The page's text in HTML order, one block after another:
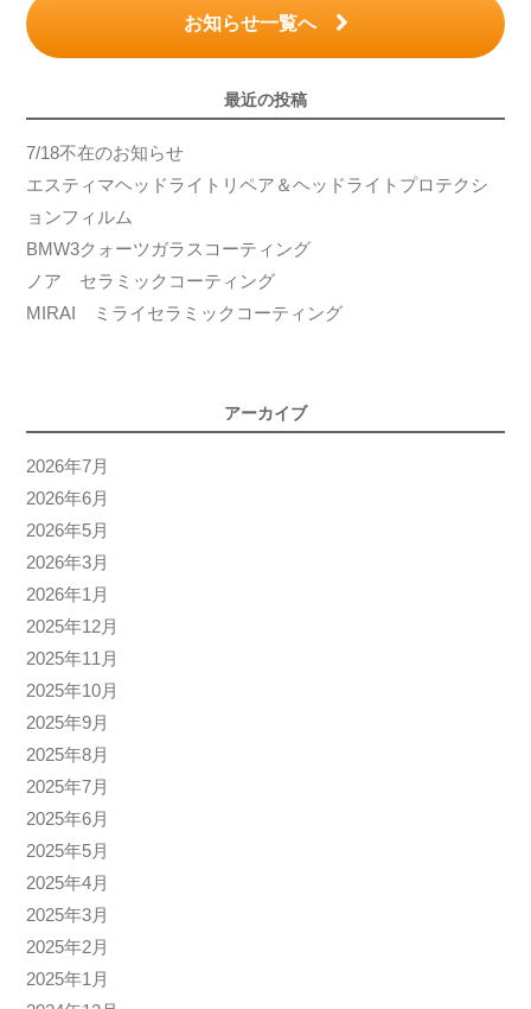
お知らせ一覧へ
最近の投稿
7/18不在のお知らせ
エスティマヘッドライトリペア＆ヘッドライトプロテクシ
ョンフィルム
BMW3クォーツガラスコーティング
ノア セラミックコーティング
MIRAI ミライセラミックコーティング
アーカイブ
2026年7月
2026年6月
2026年5月
2026年3月
2026年1月
2025年12月
2025年11月
2025年10月
2025年9月
2025年8月
2025年7月
2025年6月
2025年5月
2025年4月
2025年3月
2025年2月
2025年1月